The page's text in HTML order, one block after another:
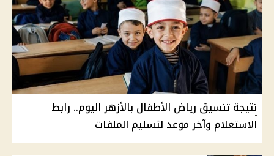
نتيجة تنسيق رياض الأطفال بالأزهر اليوم.. رابط
الاستعلام وآخر موعد لتسليم الملفات